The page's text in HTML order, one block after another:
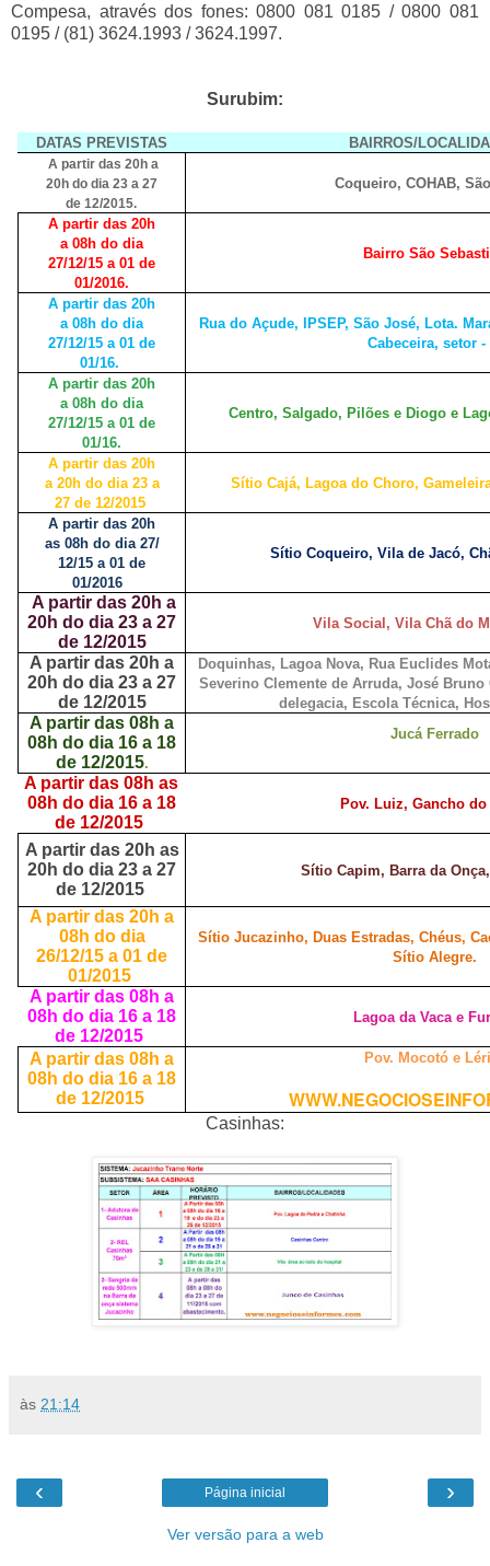
Compesa, através dos fones: 0800 081 0185 / 0800 081
0195 / (81) 3624.1993 / 3624.1997.
Surubim:
DATAS PREVISTAS BAIRROS/
A partir das 20h a
20h do dia 23 a 27
de 12/2015.
Coqueiro, COHAB,
A partir das 20h
a 08h do dia
27/12/15 a 01 de
01/2016.
Bairro São
A partir das 20h
a 08h do dia
27/12/15 a 01 de
01/16.
Rua do Açude, IPSEP, São José, Lota.
Cabeceira, setor -
A partir das 20h
a 08h do dia
27/12/15 a 01 de
01/16.
Centro, Salgado, Pilões e Diogo e
A partir das 20h
a 20h do dia 23 a
27 de 12/2015
Sítio Cajá, Lagoa do Choro,
A partir das 20h
as 08h do dia 27/
12/15 a 01 de
01/2016
Sítio Coqueiro, Vila de Jacó,
A partir das 20h a
20h do dia 23 a 27
de 12/2015
Vila Social, Vila Chã do
A partir das 20h a
20h do dia 23 a 27
de 12/2015
Doquinhas, Lagoa Nova, Rua Euclides
Severino Clemente de Arruda, José Bruno
delegacia, Escola Técnica,
A partir das 08h a
08h do dia 16 a 18
de 12/2015.
Jucá Ferrado
A partir das 08h as
08h do dia 16 a 18
de 12/2015
Pov. Luiz, Gancho
A partir das 20h as
20h do dia 23 a 27
de 12/2015
Sítio Capim, Barra da
A partir das 20h a
08h do dia
26/12/15 a 01 de
01/2015
Sítio Jucazinho, Duas Estradas, Chéus,
Sítio Alegre.
A partir das 08h a
08h do dia 16 a 18
de 12/2015
Lagoa da Vaca e
A partir das 08h a
08h do dia 16 a 18
de 12/2015
Pov. Mocotó e
Casinhas:
às 21:14
‹ ›
Página inicial
Ver versão para a web